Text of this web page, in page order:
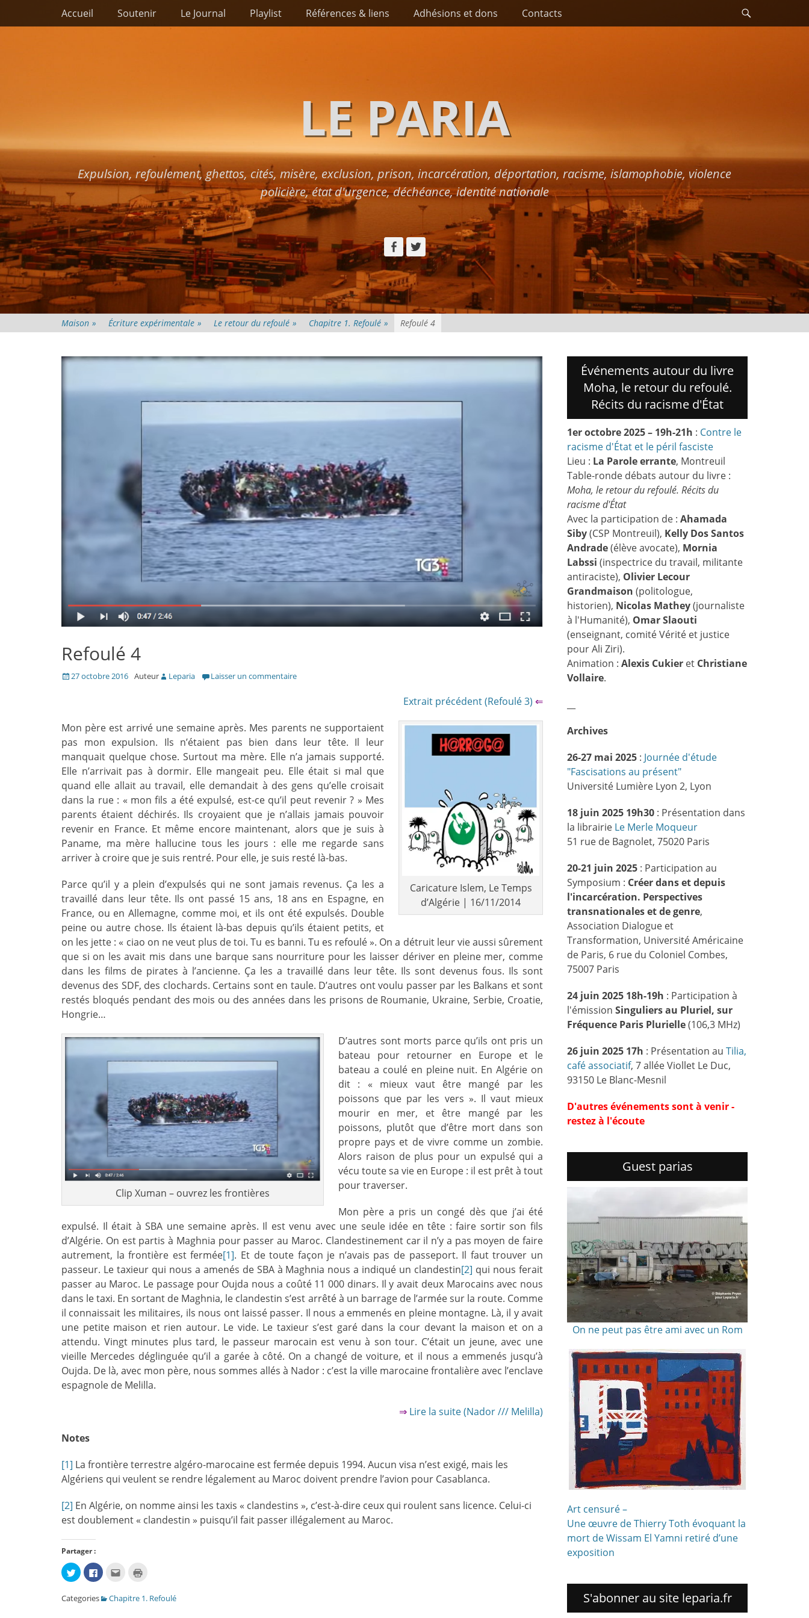
Passer
Premier menu
Accueil Soutenir Le Journal Playlist Références & liens Adhésions et dons Contacts
LE PARIA
Expulsion, refoulement, ghettos, cités, misère, exclusion, prison, incarcération, déportation, racisme, islamophobie, violence
policière, état d'urgence, déchéance, identité nationale
Facebook
Twitter
Maison » Écriture expérimentale » Le retour du refoulé » Chapitre 1. Refoulé » Refoulé 4
Refoulé 4
Posté27 octobre 2016 Auteur Leparia Laisser un commentaire
Extrait précédent (Refoulé 3) ⇐
Caricature Islem, Le Temps
d’Algérie | 16/11/2014
Mon père est arrivé une semaine après. Mes parents ne supportaient
pas mon expulsion. Ils n’étaient pas bien dans leur tête. Il leur
manquait quelque chose. Surtout ma mère. Elle n’a jamais supporté.
Elle n’arrivait pas à dormir. Elle mangeait peu. Elle était si mal que
quand elle allait au travail, elle demandait à des gens qu’elle croisait
dans la rue : « mon fils a été expulsé, est-ce qu’il peut revenir ? » Mes
parents étaient déchirés. Ils croyaient que je n’allais jamais pouvoir
revenir en France. Et même encore maintenant, alors que je suis à
Paname, ma mère hallucine tous les jours : elle me regarde sans
arriver à croire que je suis rentré. Pour elle, je suis resté là-bas.
Parce qu’il y a plein d’expulsés qui ne sont jamais revenus. Ça les a
travaillé dans leur tête. Ils ont passé 15 ans, 18 ans en Espagne, en
France, ou en Allemagne, comme moi, et ils ont été expulsés. Double
peine ou autre chose. Ils étaient là-bas depuis qu’ils étaient petits, et
on les jette : « ciao on ne veut plus de toi. Tu es banni. Tu es refoulé ». On a détruit leur vie aussi sûrement
que si on les avait mis dans une barque sans nourriture pour les laisser dériver en pleine mer, comme
dans les films de pirates à l’ancienne. Ça les a travaillé dans leur tête. Ils sont devenus fous. Ils sont
devenus des SDF, des clochards. Certains sont en taule. D’autres ont voulu passer par les Balkans et sont
restés bloqués pendant des mois ou des années dans les prisons de Roumanie, Ukraine, Serbie, Croatie,
Hongrie…
Clip Xuman – ouvrez les frontières
D’autres sont morts parce qu’ils ont pris un
bateau pour retourner en Europe et le
bateau a coulé en pleine nuit. En Algérie on
dit : « mieux vaut être mangé par les
poissons que par les vers ». Il vaut mieux
mourir en mer, et être mangé par les
poissons, plutôt que d’être mort dans son
propre pays et de vivre comme un zombie.
Alors raison de plus pour un expulsé qui a
vécu toute sa vie en Europe : il est prêt à tout
pour traverser.
Mon père a pris un congé dès que j’ai été
expulsé. Il était à SBA une semaine après. Il est venu avec une seule idée en tête : faire sortir son fils
d’Algérie. On est partis à Maghnia pour passer au Maroc. Clandestinement car il n’y a pas moyen de faire
autrement, la frontière est fermée[1]. Et de toute façon je n’avais pas de passeport. Il faut trouver un
passeur. Le taxieur qui nous a amenés de SBA à Maghnia nous a indiqué un clandestin[2] qui nous ferait
passer au Maroc. Le passage pour Oujda nous a coûté 11 000 dinars. Il y avait deux Marocains avec nous
dans le taxi. En sortant de Maghnia, le clandestin s’est arrêté à un barrage de l’armée sur la route. Comme
il connaissait les militaires, ils nous ont laissé passer. Il nous a emmenés en pleine montagne. Là, il y avait
une petite maison et rien autour. Le vide. Le taxieur s’est garé dans la cour devant la maison et on a
attendu. Vingt minutes plus tard, le passeur marocain est venu à son tour. C’était un jeune, avec une
vieille Mercedes déglinguée qu’il a garée à côté. On a changé de voiture, et il nous a emmenés jusqu’à
Oujda. De là, avec mon père, nous sommes allés à Nador : c’est la ville marocaine frontalière avec l’enclave
espagnole de Melilla.
⇒ Lire la suite (Nador /// Melilla)
Notes
[1] La frontière terrestre algéro-marocaine est fermée depuis 1994. Aucun visa n’est exigé, mais les
Algériens qui veulent se rendre légalement au Maroc doivent prendre l’avion pour Casablanca.
[2] En Algérie, on nomme ainsi les taxis « clandestins », c’est-à-dire ceux qui roulent sans licence. Celui-ci
est doublement « clandestin » puisqu’il fait passer illégalement au Maroc.
Partager :
Cliquez
pour
partager
Twitter(ouvre
dans
Cliquez
pour
Facebook(ouvre
Cliquez
pour
e-
mail
une
Categories Chapitre 1. Refoulé
Événements autour du livre
Moha, le retour du refoulé.
Récits du racisme d'État
1er octobre 2025 – 19h-21h : Contre le
racisme d'État et le péril fasciste
Lieu : La Parole errante, Montreuil
Table-ronde débats autour du livre :
Moha, le retour du refoulé. Récits du
racisme d'État
Avec la participation de : Ahamada
Siby(CSP Montreuil), Kelly Dos Santos
Andrade(élève avocate), Mornia
Labssi (inspectrice du travail, militante
antiraciste), Olivier Lecour
Grandmaison (politologue,
historien), Nicolas Mathey(journaliste
à l'Humanité), Omar Slaouti
(enseignant, comité Vérité et justice
pour Ali Ziri).
Animation : Alexis Cukier et Christiane
Vollaire.
Archives
26-27 mai 2025 : Journée d'étude
"Fascisations au présent"
Université Lumière Lyon 2, Lyon
18 juin 2025 19h30 : Présentation dans
la librairie Le Merle Moqueur
51 rue de Bagnolet, 75020 Paris
20-21 juin 2025 : Participation au
Symposium : Créer dans et depuis
l'incarcération. Perspectives
transnationales et de genre,
Association Dialogue et
Transformation, Université Américaine
de Paris, 6 rue du Coloniel Combes,
75007 Paris
24 juin 2025 18h-19h : Participation à
l'émission Singuliers au Pluriel, sur
Fréquence Paris Plurielle(106,3 MHz)
26 juin 2025 17h : Présentation au Tilia,
café associatif, 7 allée Viollet Le Duc,
93150 Le Blanc-Mesnil
D'autres événements sont à venir -
restez à l'écoute
Guest parias
On ne peut pas être ami avec un Rom
Art censuré –
Une œuvre de Thierry Toth évoquant la
mort de Wissam El Yamni retiré d’une
exposition
S'abonner au site leparia.fr